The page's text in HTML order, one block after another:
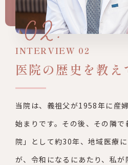
INTERVIEW 02
医院の歴史を教え
当院は、義祖父が1958年に産
始まりです。その後、その隣
院」として約30年、 地域医療
が、令和になるにあたり、私が